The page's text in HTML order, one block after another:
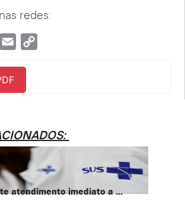
redes:
WhatsApp
Email
atendimento imediato a ...